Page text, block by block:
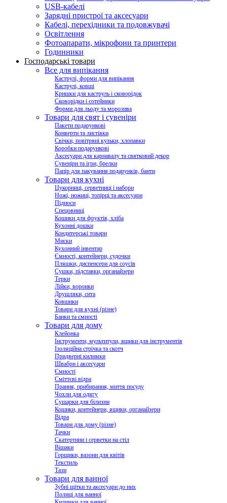
USB-кабелі
Зарядні пристрої та аксесуари
Кабелі, перехідники та подовжувачі
Освітлення
Фотоапарати, мікрофони та принтери
Годинники
Господарські товари
Все для випікання
Каструлі, форми для випікання
Каструлі, ковші
Кришки для каструль і сковорідок
Сковорідки і сотейники
Форми для льоду та морозива
Товари для свят і сувеніри
Пакети подарункові
Конверти та листівки
Свічки, повітряні кульки, хлопавки
Коробки подарункові
Аксесуари для карнавалу та святковий декор
Сувеніри та ігри, брелки
Папір для пакування подарунків, банти
Товари для кухні
Цукорниці, серветниці і набори
Ножі, ножиці, топірці та аксесуари
Підноси
Спецовниці
Кошики для фруктів, хліба
Кухонні дошки
Кондитерські товари
Миски
Кухонний інвентар
Ємності, контейнери, судочки
Пляшки, диспенсери для соусів
Сушки, підставки, органайзери
Терки
Лійки, воронки
Друшляки, сита
Ковшики
Товари для кухні (різне)
Банки та ємності
Товари для дому
Клейонка
Інструменти, мультитули, ящики для інструментів
Ізоляційна стрічка та скотч
Придверні килимки
Швабри і аксесуари
Ємності
Сміттєві відра
Прання, прибирання, миття посуду
Чохли для одягу
Сушарки для білизни
Кошики, контейнери, ящики, органайзери
Відра
Товари для дому (різне)
Тачки
Скатертини і серветки на стіл
Вішаки
Горщики, вазони для квітів
Текстиль
Тази
Товари для ванної
Зубні щітки та аксесуари до них
Полиці для ванної